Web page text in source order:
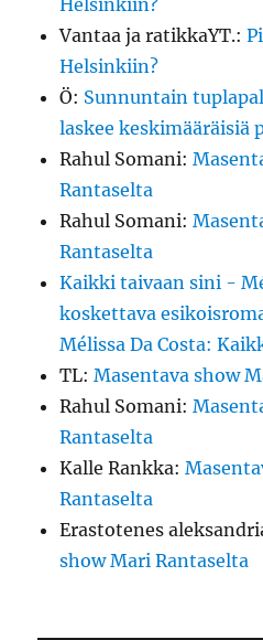
Helsinkiin?
Vantaa ja ratikkaYT.:
Helsinkiin?
Ö: Sunnuntain
laskee keskimääräisiä
Rahul Somani:
Rantaselta
Rahul Somani:
Rantaselta
Kaikki taivaan sini -
koskettava
Mélissa Da Costa:
TL:Masentava show
Rahul Somani:
Rantaselta
Kalle Rankka:
Rantaselta
Erastotenes
show Mari Rantaselta